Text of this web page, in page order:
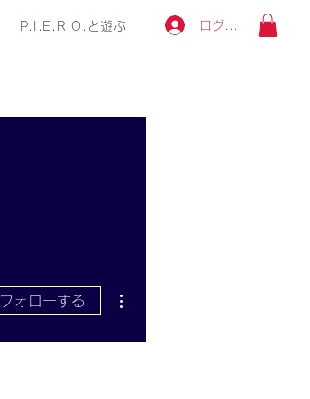
ログイン
P.I.E.R.O.と遊ぶ
フォローする